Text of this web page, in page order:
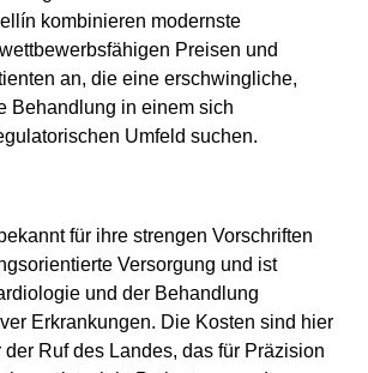
kombinieren modernste
Preisen und
an, die eine erschwingliche,
Behandlung in einem sich
Umfeld suchen.
für ihre strengen Vorschriften
Versorgung und ist
und der Behandlung
Erkrankungen. Die Kosten sind hier
der Ruf des Landes, das für Präzision